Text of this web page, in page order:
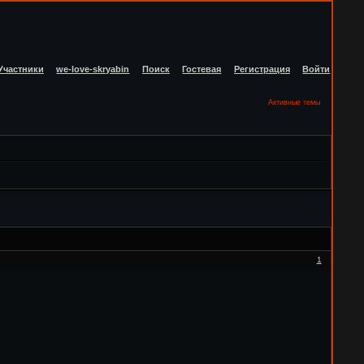
we-love-skryabin Поиск Гостевая Регистрация Войти
Активные темы
1